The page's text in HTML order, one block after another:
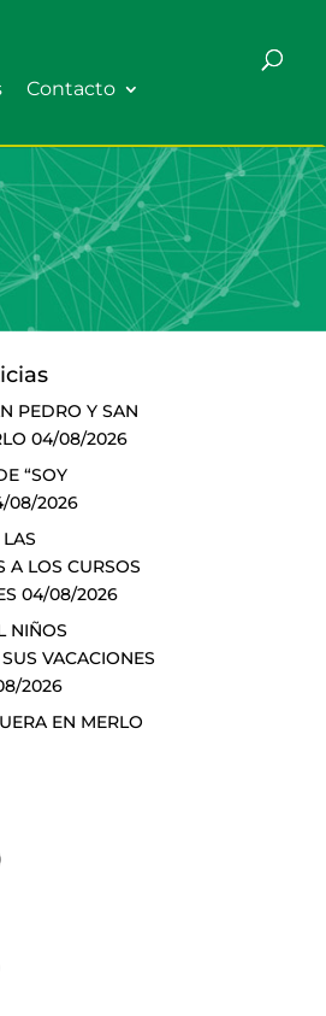
Contacto
PEDRO Y SAN
04/08/2026
“SOY
08/2026
A LOS CURSOS
04/08/2026
NIÑOS
VACACIONES
2026
EN MERLO